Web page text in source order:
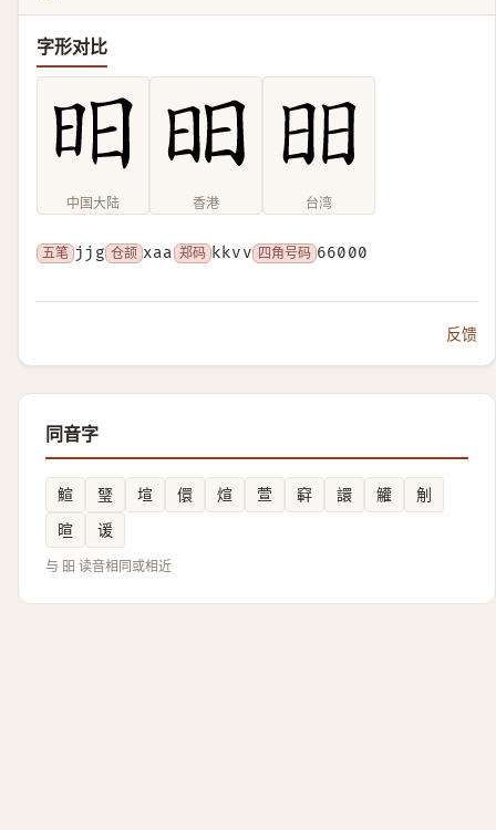
字形对比
中国大陆 香港 台湾
五笔 jjg 仓颉 xaa 郑码 kkvv 四角号码 66000
反馈
同音字
鰚 㻹 塇 儇 煊 萱 䆭 譞 䚭
㓩
暄
谖
与 昍 读音相同或相近